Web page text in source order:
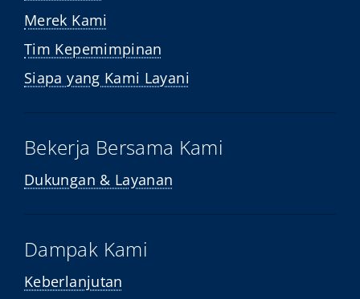
Merek Kami
Tim Kepemimpinan
Siapa yang Kami Layani
Bekerja Bersama Kami
Dukungan & Layanan
Dampak Kami
Keberlanjutan